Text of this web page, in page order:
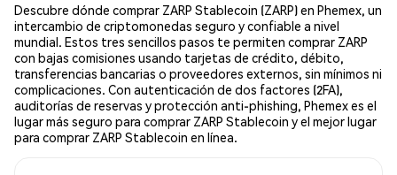
Descubre dónde comprar ZARP Stablecoin (ZARP) en Phemex, un
intercambio de criptomonedas seguro y confiable a nivel
mundial. Estos tres sencillos pasos te permiten comprar ZARP
con bajas comisiones usando tarjetas de crédito, débito,
transferencias bancarias o proveedores externos, sin mínimos ni
complicaciones. Con autenticación de dos factores (2FA),
auditorías de reservas y protección anti-phishing, Phemex es el
lugar más seguro para comprar ZARP Stablecoin y el mejor lugar
para comprar ZARP Stablecoin en línea.